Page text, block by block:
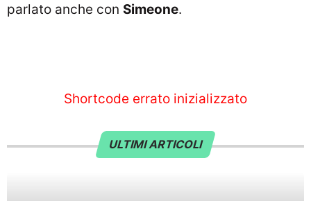
parlato anche con Simeone.
Shortcode errato inizializzato
ULTIMI ARTICOLI